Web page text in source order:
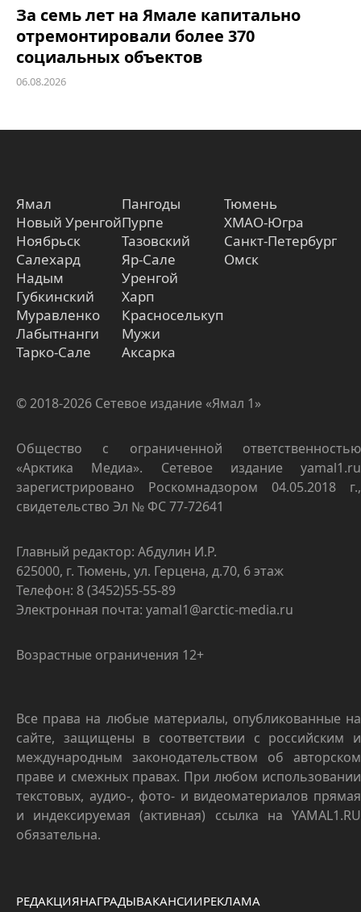
За семь лет на Ямале капитально
отремонтировали более 370
социальных объектов
06.08.2026
Ямал
Новый Уренгой
Ноябрьск
Салехард
Надым
Губкинский
Муравленко
Лабытнанги
Тарко-Сале
Пангоды
Пурпе
Тазовский
Яр-Сале
Уренгой
Харп
Красноселькуп
Мужи
Аксарка
Тюмень
ХМАО-Югра
Санкт-Петербург
Омск
© 2018-2026 Сетевое издание «Ямал 1»
Общество с ограниченной ответственностью
«Арктика Медиа». Сетевое издание yamal1.ru
зарегистрировано Роскомнадзором 04.05.2018 г.,
свидетельство Эл № ФС 77-72641
Главный редактор: Абдулин И.Р.
625000, г. Тюмень, ул. Герцена, д.70, 6 этаж
Телефон: 8 (3452)55-55-89
Электронная почта: yamal1@arctic-media.ru
Возрастные ограничения 12+
Все права на любые материалы, опубликованные на
сайте, защищены в соответствии с российским и
международным законодательством об авторском
праве и смежных правах. При любом использовании
текстовых, аудио-, фото- и видеоматериалов прямая
и индексируемая (активная) ссылка на YAMAL1.RU
обязательна.
РЕДАКЦИЯНАГРАДЫВАКАНСИИРЕКЛАМА